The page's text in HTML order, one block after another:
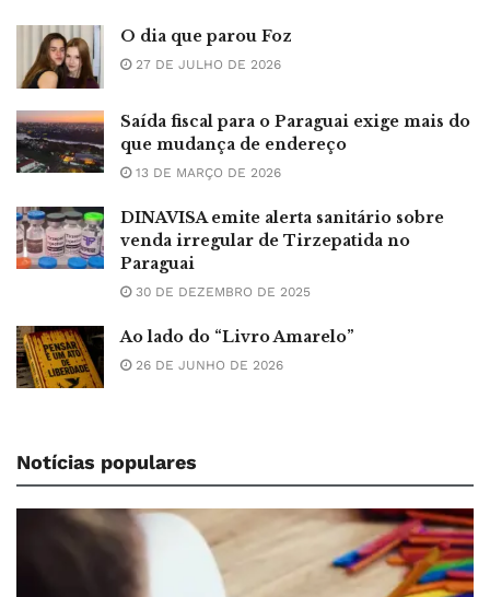
O dia que parou Foz
27 DE JULHO DE 2026
Saída fiscal para o Paraguai exige mais do
que mudança de endereço
13 DE MARÇO DE 2026
DINAVISA emite alerta sanitário sobre
venda irregular de Tirzepatida no
Paraguai
30 DE DEZEMBRO DE 2025
Ao lado do “Livro Amarelo”
26 DE JUNHO DE 2026
Notícias populares